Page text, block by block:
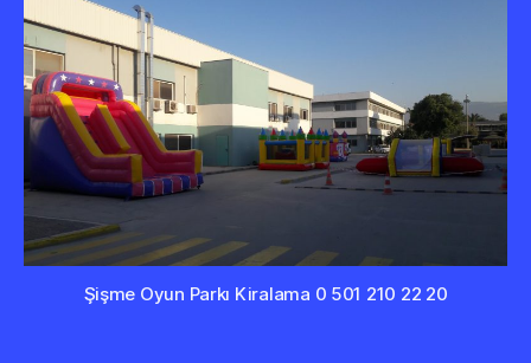
20
Şişme Oyun Parkı Kiralama 0 501 210 22 20